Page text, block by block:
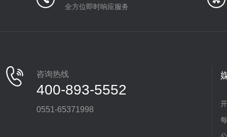
全方位即时响应服务
咨询热线
400-893-5552
0551-65371998